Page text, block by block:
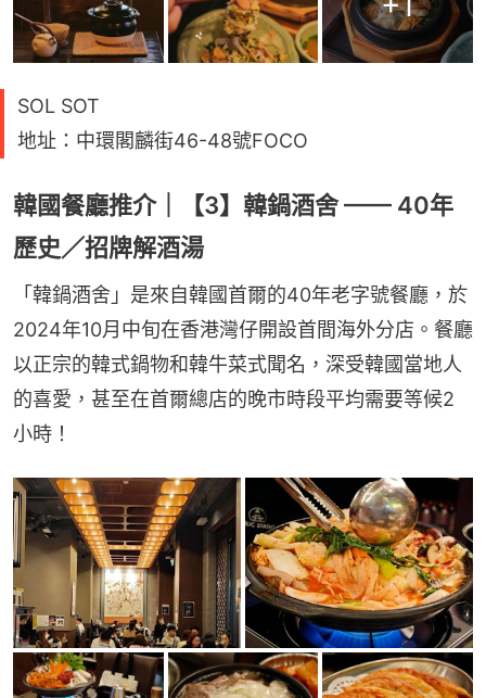
SOL SOT
地址：中環閣麟街46-48號FOCO
韓國餐廳推介｜【3】韓鍋酒舍 —— 40年
歷史／招牌解酒湯
「韓鍋酒舍」是來自韓國首爾的40年老字號餐廳，於
2024年10月中旬在香港灣仔開設首間海外分店。餐廳
以正宗的韓式鍋物和韓牛菜式聞名，深受韓國當地人
的喜愛，甚至在首爾總店的晚市時段平均需要等候2
小時！